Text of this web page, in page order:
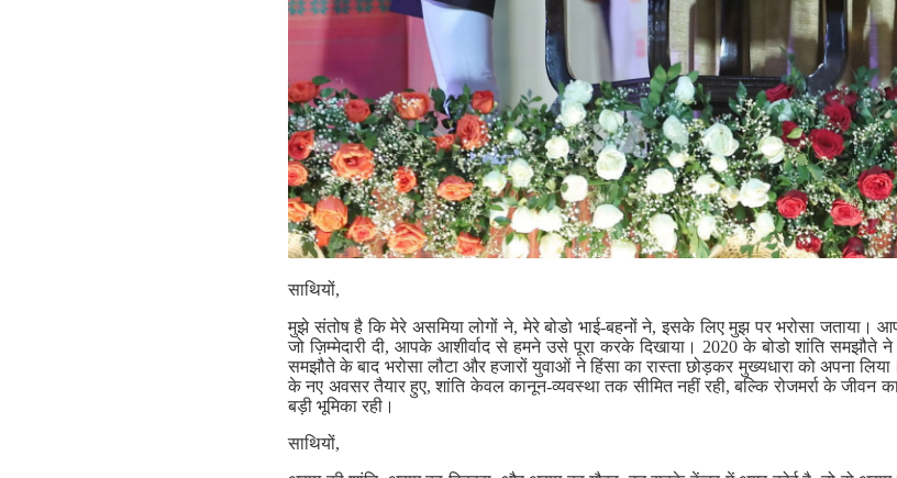
साथियों,
मुझे संतोष है कि मेरे असमिया लोगों ने, मेरे बोडो भाई-बहनों ने, इसके लिए मुझ पर भरोसा
जो ज़िम्मेदारी दी, आपके आशीर्वाद से हमने उसे पूरा करके दिखाया। 2020 के बोडो शांति समझौते
समझौते के बाद भरोसा लौटा और हजारों युवाओं ने हिंसा का रास्ता छोड़कर मुख्यधारा को अपना
के नए अवसर तैयार हुए, शांति केवल कानून-व्यवस्था तक सीमित नहीं रही, बल्कि रोजमर्रा के
बड़ी भूमिका रही।
साथियों,